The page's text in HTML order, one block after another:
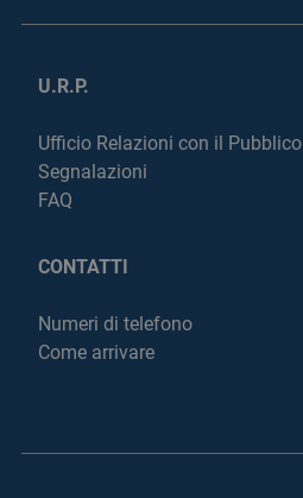
U.R.P.
Ufficio Relazioni con il Pubblico
Segnalazioni
FAQ
CONTATTI
Numeri di telefono
Come arrivare